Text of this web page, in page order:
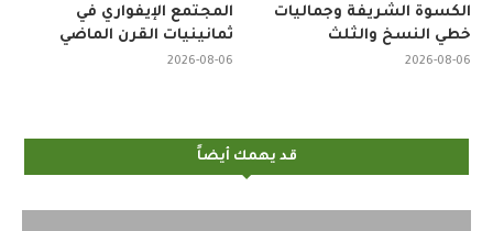
المجتمع الإيفواري في
ثمانينيات القرن الماضي
2026-08-06
الكسوة الشريفة وجماليات
خطي النسخ والثلث
2026-08-06
قد يهمك أيضاً